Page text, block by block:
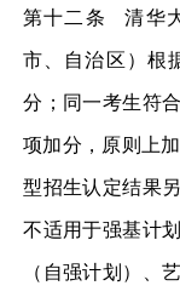
第十二条 清华
市、自治区）根
分；同一考生符
项加分，原则上
型招生认定结果
不适用于强基计
（自强计划）、